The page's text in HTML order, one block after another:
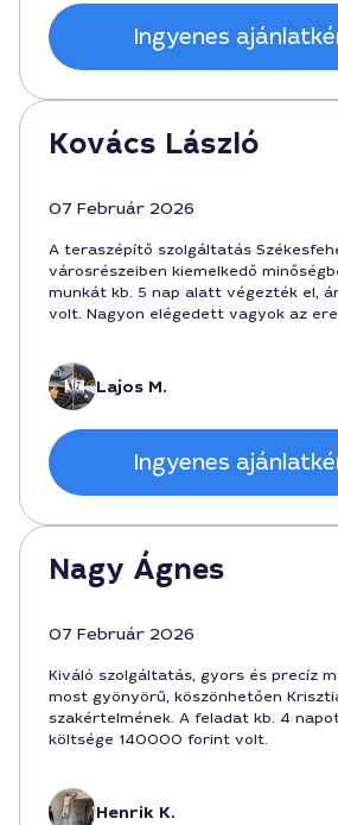
Ingyenes
Kovács László
07 Február 2026
A teraszépítő szolgáltatás
városrészeiben kiemelkedő
munkát kb. 5 nap alatt végezték el,
volt. Nagyon elégedett vagyok az
Lajos M.
Ingyenes
Nagy Ágnes
07 Február 2026
Kiváló szolgáltatás, gyors és precíz
most gyönyörű, köszönhetően
szakértelmének. A feladat kb. 4
költsége 140000 forint volt.
Henrik K.